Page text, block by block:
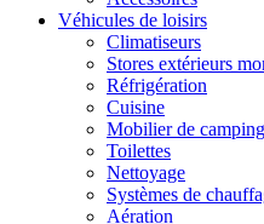
Véhicules de loisirs
Climatiseurs
Stores extérieurs
Réfrigération
Cuisine
Mobilier de camping
Toilettes
Nettoyage
Systèmes de
Aération